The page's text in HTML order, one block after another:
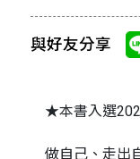
與好友分享
★本書入選
做自己、走出